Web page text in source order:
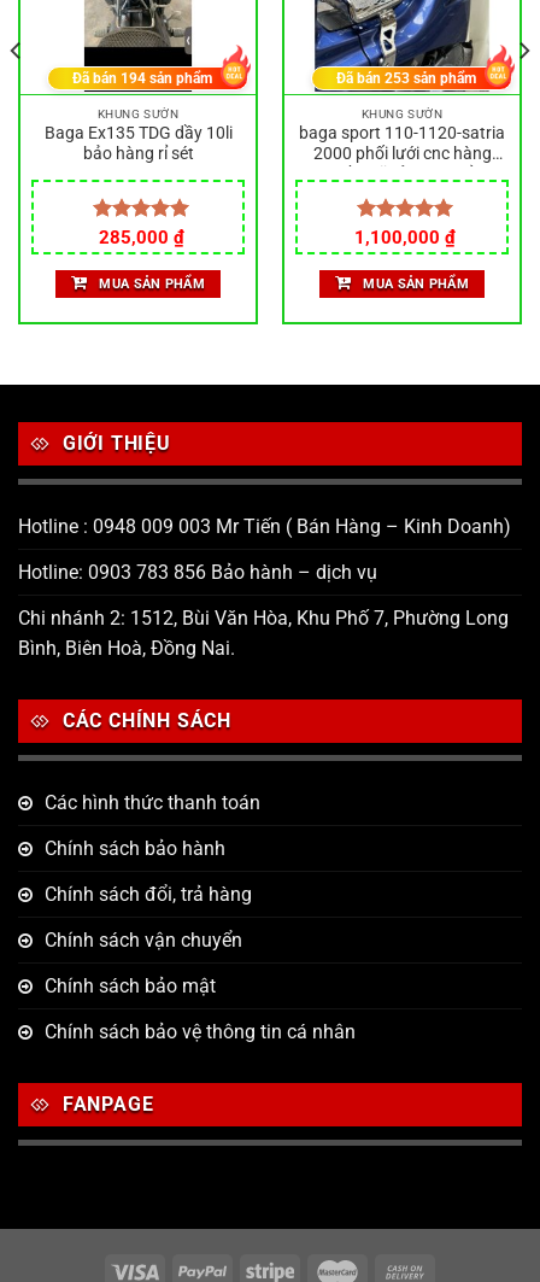
KHUNG SƯỜN
Baga Ex135 TDG dầy 10li
bảo hàng rỉ sét
Được xếp
hạng5.00
5 sao
285,000 ₫
Đã bán 194 sản phẩm
MUA SẢN PHẨM
KHUNG SƯỜN
baga sport 110-1120-satria
2000 phối lưới cnc hàng
Được xếp
hạng5.00
5 sao
1,100,000 ₫
Đã bán253 sản phẩm
MUA SẢN PHẨM
GIỚI THIỆU
Hotline : 0948 009 003 Mr Tiến ( Bán Hàng – Kinh Doanh)
Hotline: 0903 783 856 Bảo hành – dịch vụ
Chi nhánh 2: 1512, Bùi Văn Hòa, Khu Phố 7, Phường Long
Bình, Biên Hoà, Đồng Nai.
CÁC CHÍNH SÁCH
Các hình thức thanh toán
Chính sách bảo hành
Chính sách đổi, trả hàng
Chính sách vận chuyển
Chính sách bảo mật
Chính sách bảo vệ thông tin cá nhân
FANPAGE